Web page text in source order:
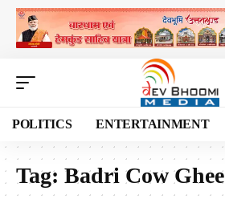
POLITICS ENTERTAINMENT
Tag: Badri Cow Ghee